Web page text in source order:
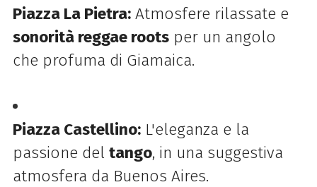
Piazza La Pietra:Atmosfere rilassate e
sonorità reggae rootsper un angolo
che profuma di Giamaica.
Piazza Castellino:L'eleganza e la
passione del tango, in una suggestiva
atmosfera da Buenos Aires.